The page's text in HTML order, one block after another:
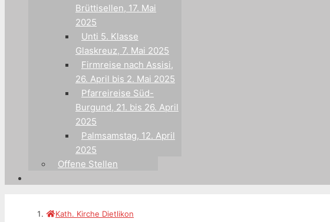
Brüttisellen, 17. Mai
2025
Unti 5. Klasse
Glaskreuz, 7. Mai 2025
Firmreise nach Assisi,
26. April bis 2. Mai 2025
Pfarreireise Süd-
Burgund, 21. bis 26. April
2025
Palmsamstag, 12. April
2025
Offene Stellen
Kath. Kirche Dietlikon